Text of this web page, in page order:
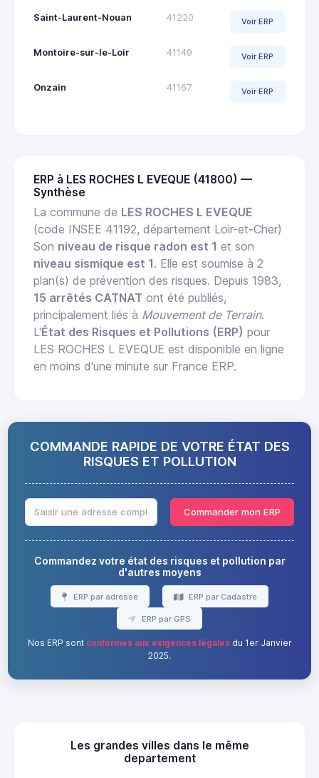
Saint-Laurent-Nouan 41220 Voir ERP
Montoire-sur-le-Loir 41149 Voir ERP
Onzain 41167 Voir ERP
ERP à LES ROCHES L EVEQUE (41800) —
Synthèse
La commune de LES ROCHES L EVEQUE
(code INSEE 41192, département Loir-et-Cher)
Son niveau de risque radon est 1 et son
niveau sismique est 1. Elle est soumise à 2
plan(s) de prévention des risques. Depuis 1983,
15 arrêtés CATNAT ont été publiés,
principalement liés à Mouvement de Terrain.
L'État des Risques et Pollutions (ERP) pour
LES ROCHES L EVEQUE est disponible en ligne
en moins d'une minute sur France ERP.
COMMANDE RAPIDE DE VOTRE ÉTAT DES
RISQUES ET POLLUTION
Commander mon ERP
Commandez votre état des risques et pollution par
d'autres moyens
ERP par adresse ERP par Cadastre
ERP par GPS
Nos ERP sont conformes aux exigences légalesdu 1er Janvier
2025.
Les grandes villes dans le même
departement